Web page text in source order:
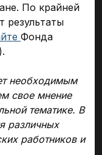
По крайней
результаты
Фонда
необходимым
свое мнение
тематике. В
различных
работников и